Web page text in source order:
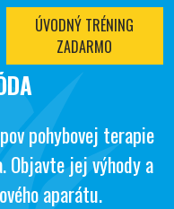
ÚVODNÝ TRÉNING
ZADARMO
pohybovej terapie
Objavte jej výhody a
aparátu.